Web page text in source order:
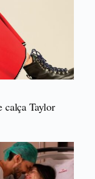
calça Taylor